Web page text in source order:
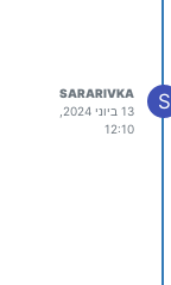
S
SARARIVKA
12:10